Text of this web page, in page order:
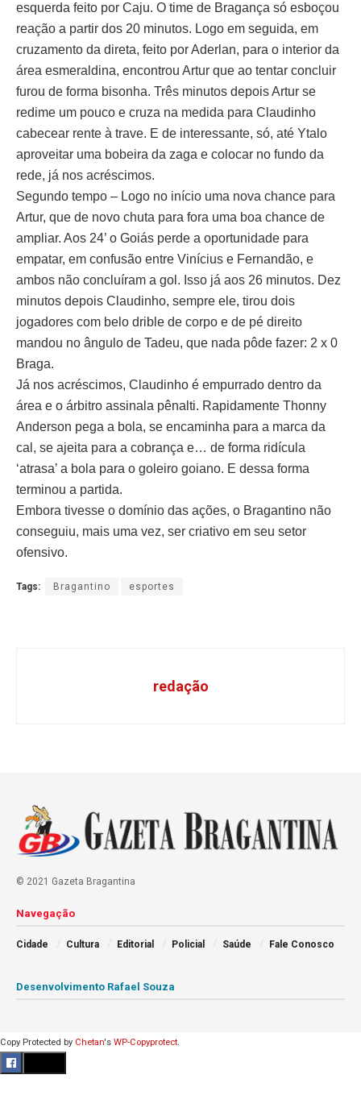
esquerda feito por Caju. O time de Bragança só esboçou
reação a partir dos 20 minutos. Logo em seguida, em
cruzamento da direta, feito por Aderlan, para o interior da
área esmeraldina, encontrou Artur que ao tentar concluir
furou de forma bisonha. Três minutos depois Artur se
redime um pouco e cruza na medida para Claudinho
cabecear rente à trave. E de interessante, só, até Ytalo
aproveitar uma bobeira da zaga e colocar no fundo da
rede, já nos acréscimos.
Segundo tempo – Logo no início uma nova chance para
Artur, que de novo chuta para fora uma boa chance de
ampliar. Aos 24’ o Goiás perde a oportunidade para
empatar, em confusão entre Vinícius e Fernandão, e
ambos não concluíram a gol. Isso já aos 26 minutos. Dez
minutos depois Claudinho, sempre ele, tirou dois
jogadores com belo drible de corpo e de pé direito
mandou no ângulo de Tadeu, que nada pôde fazer: 2 x 0
Braga.
Já nos acréscimos, Claudinho é empurrado dentro da
área e o árbitro assinala pênalti. Rapidamente Thonny
Anderson pega a bola, se encaminha para a marca da
cal, se ajeita para a cobrança e… de forma ridícula
‘atrasa’ a bola para o goleiro goiano. E dessa forma
terminou a partida.
Embora tivesse o domínio das ações, o Bragantino não
conseguiu, mais uma vez, ser criativo em seu setor
ofensivo.
Tags: Bragantino esportes
redação
© 2021 Gazeta Bragantina
Navegação
Cidade Cultura Editorial Policial Saúde Fale Conosco
Desenvolvimento Rafael Souza
Copy Protected by Chetan's WP-Copyprotect.